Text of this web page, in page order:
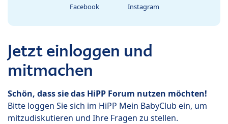
Facebook Instagram
Jetzt einloggen und
mitmachen
Schön, dass sie das HiPP Forum nutzen möchten!
Bitte loggen Sie sich im HiPP Mein BabyClub ein, um
mitzudiskutieren und Ihre Fragen zu stellen.